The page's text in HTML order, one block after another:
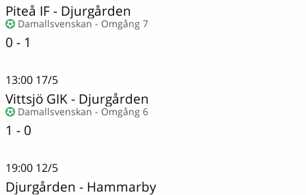
Piteå IF- Djurgården
Damallsvenskan - Omgång 7
0 - 1
13:00 17/5
Vittsjö GIK- Djurgården
Damallsvenskan - Omgång 6
1 - 0
19:00 12/5
Djurgården - Hammarby